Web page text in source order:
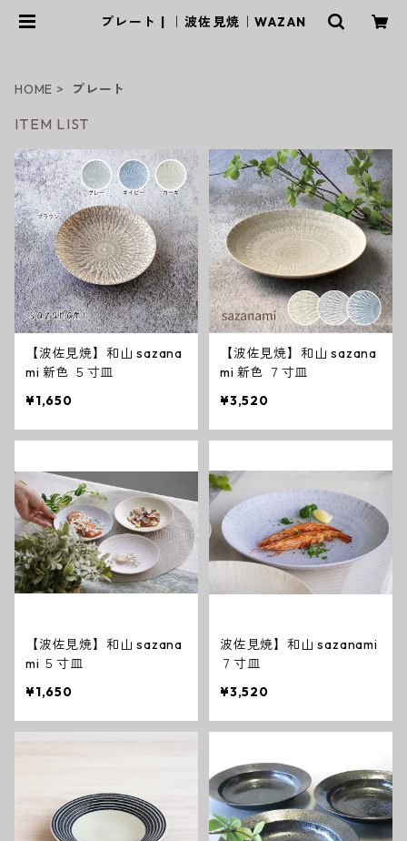
プレート | ｜波佐見焼｜WAZAN
HOME プレート
ITEM LIST
【波佐見焼】和山 sazana
mi 新色 ５寸皿
¥1,650
【波佐見焼】和山 sazana
mi 新色 ７寸皿
¥3,520
【波佐見焼】和山 sazana
mi ５寸皿
¥1,650
波佐見焼】和山 sazanami
７寸皿
¥3,520